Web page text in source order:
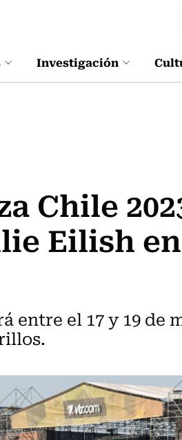
Investigación
Chile
Eilish
entre el 17 y 19 de